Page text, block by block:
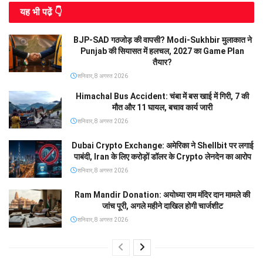
यह भी पढे़ं 👇
BJP-SAD गठजोड़ की वापसी? Modi-Sukhbir मुलाकात ने
Punjab की सियासत में हलचल, 2027 का Game Plan
तैयार?
शनिवार, 8 अगस्त 2026
Himachal Bus Accident: चंबा में बस खाई में गिरी, 7 की
मौत और 11 घायल, बचाव कार्य जारी
शनिवार, 8 अगस्त 2026
Dubai Crypto Exchange: अमेरिका ने Shellbit पर लगाई
पाबंदी, Iran के लिए करोड़ों डॉलर के Crypto लेनदेन का आरोप
शनिवार, 8 अगस्त 2026
Ram Mandir Donation: अयोध्या राम मंदिर दान मामले की
जांच पूरी, अगले महीने दाखिल होगी चार्जशीट
शनिवार, 8 अगस्त 2026